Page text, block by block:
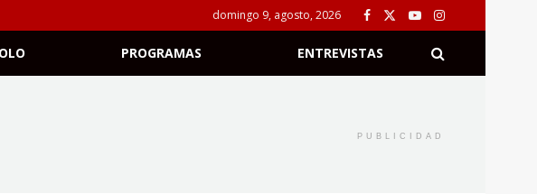
domingo 9, agosto, 2026
PROGRAMAS ENTREVISTAS
PUBLICIDAD